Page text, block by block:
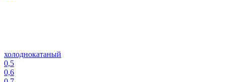
холоднокатаный
0,5
0,6